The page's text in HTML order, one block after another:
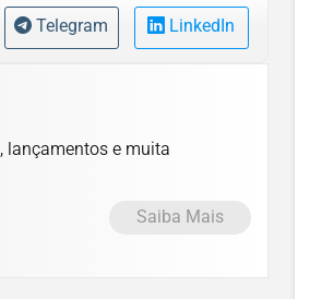
Telegram LinkedIn
lançamentos e muita
Saiba Mais